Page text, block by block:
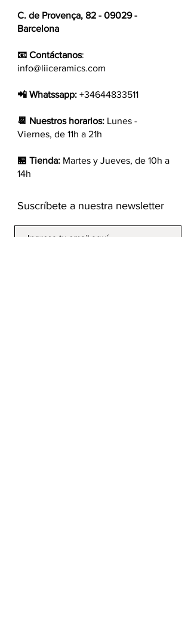
C. de Provença, 82 - 09029-
Barcelona
📧 Contáctanos:
info@liiceramics.com
📲 Whatssapp: +34644833511
📆 Nuestros horarios: Lunes -
Viernes, de 11h a 21h
🏪 Tienda: Martes y Jueves, de 10h a
14h
Suscríbete a nuestra newsletter